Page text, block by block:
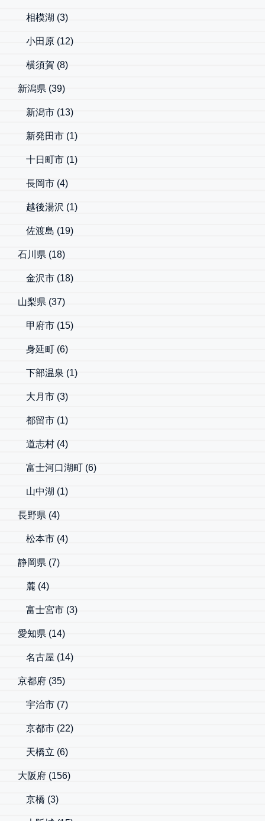
相模湖 (3)
小田原 (12)
横須賀 (8)
新潟県 (39)
新潟市 (13)
新発田市 (1)
十日町市 (1)
長岡市 (4)
越後湯沢 (1)
佐渡島 (19)
石川県 (18)
金沢市 (18)
山梨県 (37)
甲府市 (15)
身延町 (6)
下部温泉 (1)
大月市 (3)
都留市 (1)
道志村 (4)
富士河口湖町 (6)
山中湖 (1)
長野県 (4)
松本市 (4)
静岡県 (7)
麓 (4)
富士宮市 (3)
愛知県 (14)
名古屋 (14)
京都府 (35)
宇治市 (7)
京都市 (22)
天橋立 (6)
大阪府 (156)
京橋 (3)